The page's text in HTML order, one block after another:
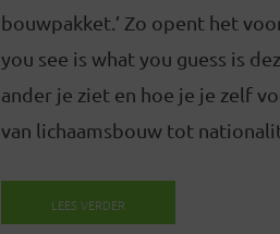
bouwpakket.’ Zo opent het
you see is what you guess is
ander je ziet en hoe je je zelf
van lichaamsbouw tot
LEES VERDER